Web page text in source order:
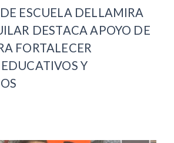
ESCUELA DELLAMIRA
DESTACA APOYO DE
FORTALECER
Y